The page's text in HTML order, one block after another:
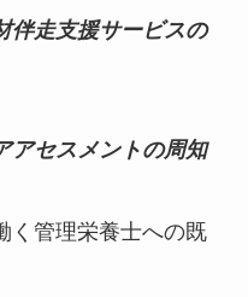
走支援サービスの
セスメントの周知
く管理栄養士への既